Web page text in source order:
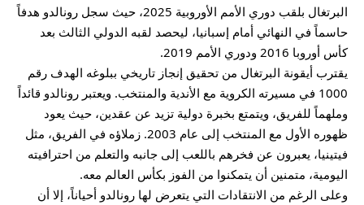
البرتغال بلقب دوري الأمم الأوروبية 2025، حيث سجل رونالدو هدفاً
حاسماً في النهائي أمام إسبانيا، ليحصد لقبه الدولي الثالث بعد
كأس أوروبا 2016 ودوري الأمم 2019.
يقترب أيقونة البرتغال من تحقيق إنجاز تاريخي ببلوغه الهدف رقم
1000 في مسيرته الكروية مع الأندية والمنتخب. ويعتبر رونالدو قائداً
وملهماً للفريق، ويتمتع بخبرة دولية تزيد عن عقدين، حيث يعود
ظهوره الأول مع المنتخب إلى عام 2003. زملاؤه في الفريق، مثل
فيتينيا، يعبرون عن فخرهم باللعب إلى جانبه والتعلم من احترافيته
اليومية، متمنين أن يتمكنوا من الفوز بكأس العالم معه.
وعلى الرغم من الانتقادات التي يتعرض لها رونالدو أحياناً، إلا أن